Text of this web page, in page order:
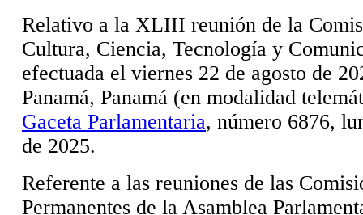
Relativo a la XLIII reunión de la
Cultura, Ciencia, Tecnología y
efectuada el viernes 22 de agosto de
Panamá, Panamá (en modalidad
Gaceta Parlamentaria, número 6876,
de 2025.
Referente a las reuniones de las
Permanentes de la Asamblea